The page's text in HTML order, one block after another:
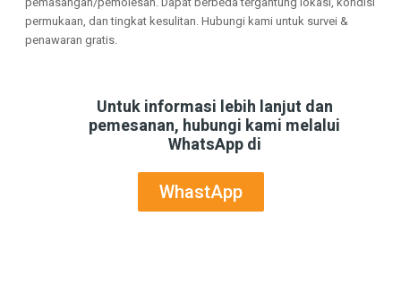
permukaan, dan tingkat kesulitan. Hubungi kami untuk survei &
penawaran gratis.
Untuk informasi lebih lanjut dan
pemesanan, hubungi kami melalui
WhatsApp di
WhastApp